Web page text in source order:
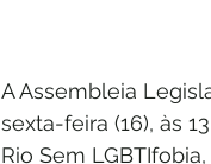
A Assembleia
sexta-feira (16), às
Rio Sem